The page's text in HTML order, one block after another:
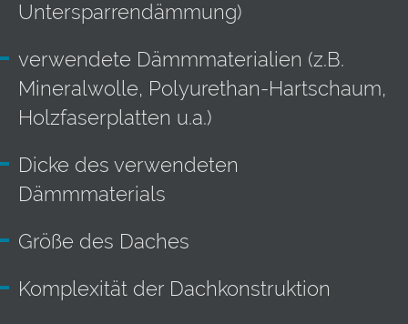
Untersparrendämmung)
verwendete Dämmmaterialien (z.B.
Mineralwolle, Polyurethan-Hartschaum,
Holzfaserplatten u.a.)
Dicke des verwendeten
Dämmmaterials
Größe des Daches
Komplexität der Dachkonstruktion